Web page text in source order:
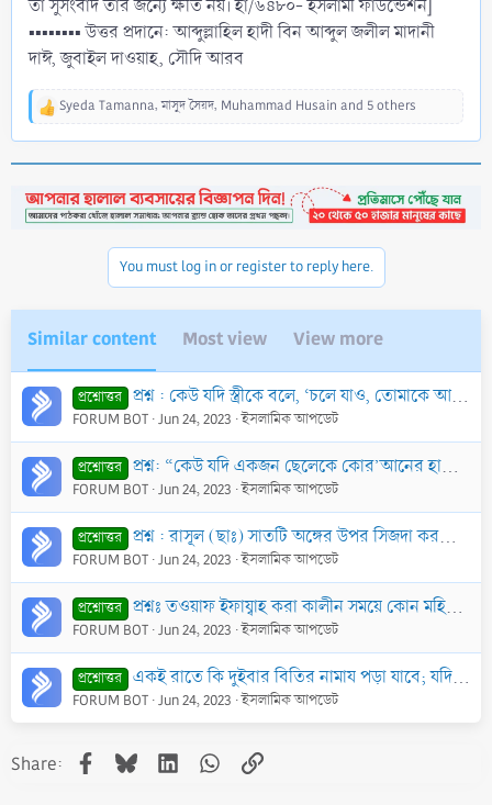
তা সুসংবাদ তার জন্যে ক্ষতি নয়। হা/৬৪৮০- ইসলামী ফাউন্ডেশন]
▪▪▪▪▪▪▪▪ উত্তর প্রদানে: আব্দুল্লাহিল হাদী বিন আব্দুল জলীল মাদানী
দাঈ, জুবাইল দাওয়াহ, সৌদি আরব
R
t
i
Syeda Tamanna,মাসুদ সৈয়দ, Muhammad Husain and 5 others
You must log in or register to reply here.
Similar content Most view View more
প্রশ্নোত্তর প্রশ্ন : কেউ যদি স্ত্রীকে বলে, ‘চলে যাও, তোমাকে আমার প্রয়োজন নেই’। তাহ’লে কি এটা তালাক হয় যাবে? কেনায়া তালাক বলতে কি বুঝায়?
FORUM BOT Jun 24, 2023 ইসলামিক আপডেট
প্রশ্নোত্তর প্রশ্ন: “কেউ যদি একজন ছেলেকে কোর’আনের হাফেজ বানায় তাহলে সে ১০ জনকে সুপারিশ করে জান্নাতে নিয়ে যাবে।” অনুরূপভাবে হাফেযে কুরআনের পিতামাতাকে কিয়ামতের দি
FORUM BOT Jun 24, 2023 ইসলামিক আপডেট
প্রশ্নোত্তর প্রশ্ন : রাসূল (ছাঃ) সাতটি অঙ্গের উপর সিজদা করতে বলেছেন। এক্ষণে কেউ যদি ছয়টি অঙ্গের উপর সিজদা করে তাহ’লে তার ছালাতে কোন ক্ষতি হবে কি?
FORUM BOT Jun 24, 2023 ইসলামিক আপডেট
প্রশ্নোত্তর প্রশ্নঃ তওয়াফ ইফায্বাহ করা কালীন সময়ে কোন মহিলার মাসিক শুরু হলে কি করবে? অভিভাবককে লজ্জায় বলতে না পেরে কেউ যদি সেই অবস্থাতেই তওয়াফ-আদি সেরে বাড়ী ফিরে
FORUM BOT Jun 24, 2023 ইসলামিক আপডেট
প্রশ্নোত্তর একই রাতে কি দুইবার বিতির নামায পড়া যাবে; যদি কেউ ইমামের সাথে বিতির নামায পড়ার পর আবার নামায পড়ে
FORUM BOT Jun 24, 2023 ইসলামিক আপডেট
Share: Facebook
BlueskyLinkedInWhatsApp
Link